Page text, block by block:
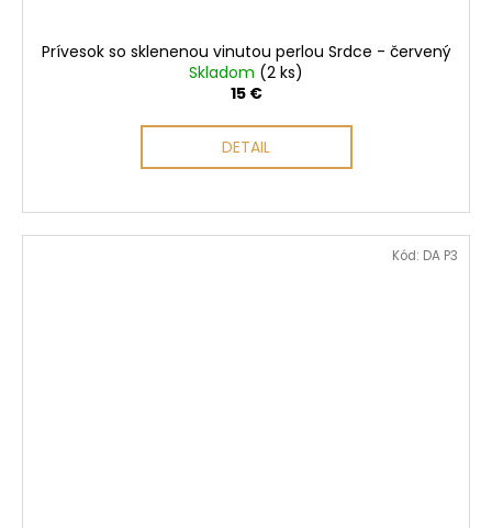
Prívesok so sklenenou vinutou perlou Srdce - červený
Skladom (2 ks)
15 €
DETAIL
Kód: DA P3